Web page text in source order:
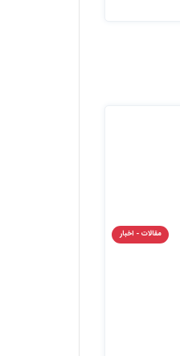
مقالات - اخبار